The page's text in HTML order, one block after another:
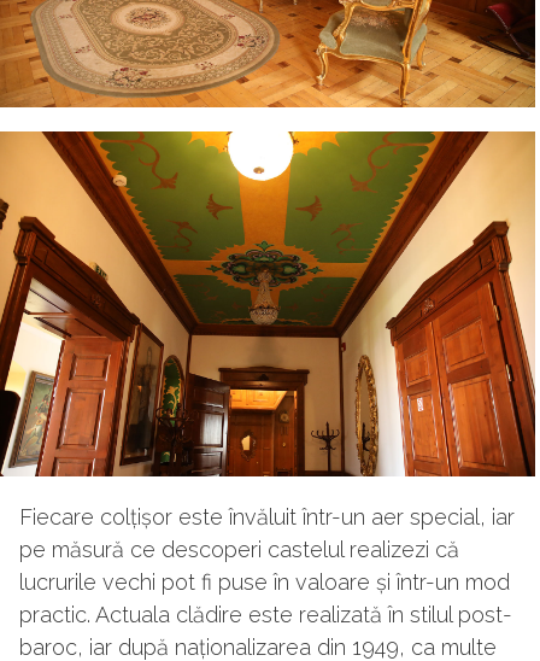
Fiecare colțișor este învăluit într-un aer special, iar
pe măsură ce descoperi castelul realizezi că
lucrurile vechi pot fi puse în valoare și într-un mod
practic. Actuala clădire este realizată în stilul post-
baroc, iar după naționalizarea din 1949, ca multe